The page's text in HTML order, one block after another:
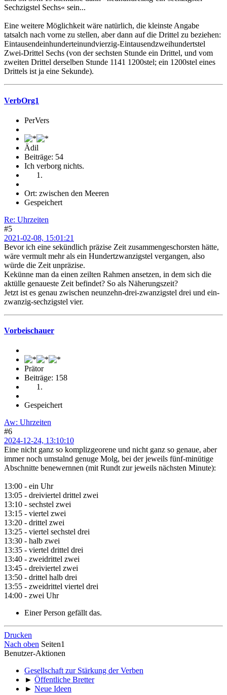
Sechzigstel Sechs« sein...
Eine weitere Möglichkeit wäre natürlich, die kleinste Angabe
tatsalch nach vorne zu stellen, aber dann auf die Drittel zu beziehen:
Eintausendeinhunderteinundvierzig-Eintausendzweihundertstel
Zwei-Drittel Sechs (von der sechsten Stunde ein Drittel, und vom
zweiten Drittel derselben Stunde 1141 1200stel; ein 1200stel eines
Drittels ist ja eine Sekunde).
VerbOrg1
PerVers
Ädil
Beiträge: 54
Ich verborg nichts.
Ort: zwischen den Meeren
Gespeichert
Re: Uhrzeiten
#5
2021-02-08, 15:01:21
Bevor ich eine sekündlich präzise Zeit zusammengeschorsten hätte,
wäre vermult mehr als ein Hundertzwanzigstel vergangen, also
würde die Zeit unpräzise.
Kekünne man da einen zeilten Rahmen ansetzen, in dem sich die
aktülle genaueste Zeit befindet? So als Näherungszeit?
Jetzt ist es genau zwischen neunzehn-drei-zwanzigstel drei und ein-
zwanzig-sechzigstel vier.
Vorbeischauer
Prätor
Beiträge: 158
Gespeichert
Aw: Uhrzeiten
#6
2024-12-24, 13:10:10
Eine nicht ganz so komplizgeorene und nicht ganz so genaue, aber
immer noch umstalnd genuge Molg, bei der jeweils fünf-minütige
Abschnitte benewernnen (mit Rundt zur jeweils nächsten Minute):
13:00 - ein Uhr
13:05 - dreiviertel drittel zwei
13:10 - sechstel zwei
13:15 - viertel zwei
13:20 - drittel zwei
13:25 - viertel sechstel drei
13:30 - halb zwei
13:35 - viertel drittel drei
13:40 - zweidrittel zwei
13:45 - dreiviertel zwei
13:50 - drittel halb drei
13:55 - zweidrittel viertel drei
14:00 - zwei Uhr
Einer Person gefällt das.
Drucken
Nach oben Seiten1
Benutzer-Aktionen
Gesellschaft zur Stärkung der Verben
► Öffentliche Bretter
► Neue Ideen